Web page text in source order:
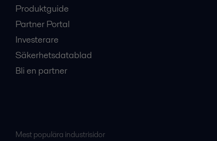
Produktguide
Partner Portal
Investerare
Säkerhetsdatablad
Bli en partner
Mest populära industrisidor